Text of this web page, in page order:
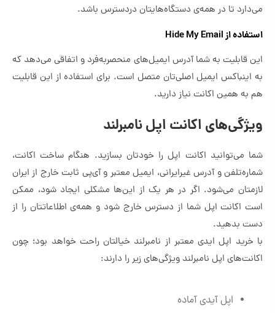
می‌دارد تا در همه‌ی دستگاه‌هایتان دردسترس باشد.
استفاده از Hide My Email
این قابلیت به شما آدرس ایمیل‌های منحصربه‌‌فرد و اتفاقی می‌دهد که
به اینباکس ایمیل اصلی‌تان متصل است. برای استفاده از این قابلیت
هم به همین اکانت نیاز دارید.
ویژگی‌های اکانت اپل نامبرلند
شما می‌توانید اکانت اپل را خودتان بسازید. هنگام ساخت اکانت،
شماره‌تلفن و آدرس غیرایرانی، ایمیل معتبر و آی‌پی ثابت خارج از ایران
لازمتان می‌شود. اگر در هر یک از این‌ها مشکلی ایجاد شود، ممکن
است اکانت اپل شما از دسترس خارج شود و همه‌ی اطلاعاتتان را از
دست بدهید.
با خرید اپل ایدی معتبر از نامبرلند خیالتان راحت خواهد بود؛ چون
اکانت‌های اپل نامبرلند ویژگی‌های زیر را دارند:
اپل آیدی آماده